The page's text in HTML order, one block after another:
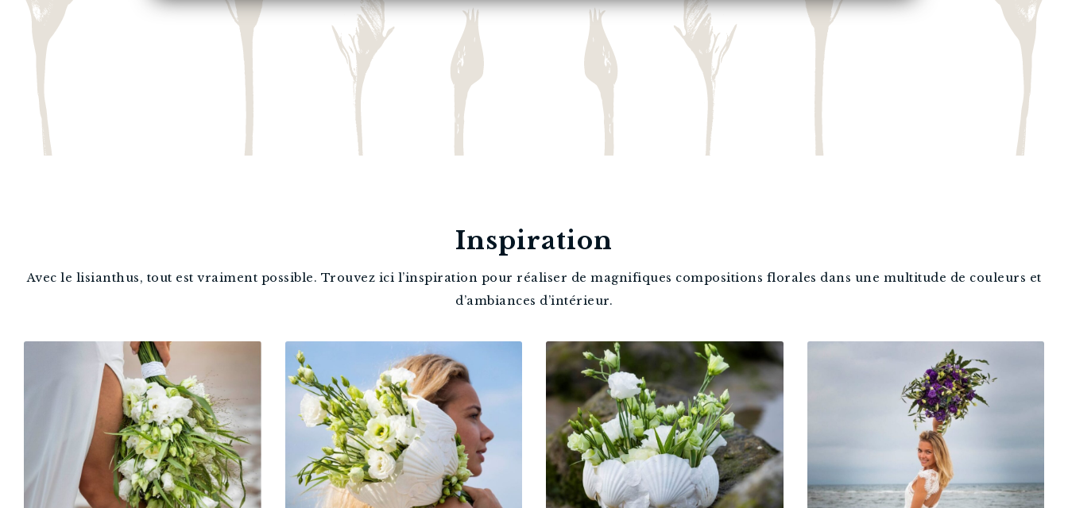
Inspiration
Avec le lisianthus, tout est vraiment possible. Trouvez ici l’inspiration pour réaliser de magnifiques compositions florales dans une multitude de couleurs et
d’ambiances d’intérieur.